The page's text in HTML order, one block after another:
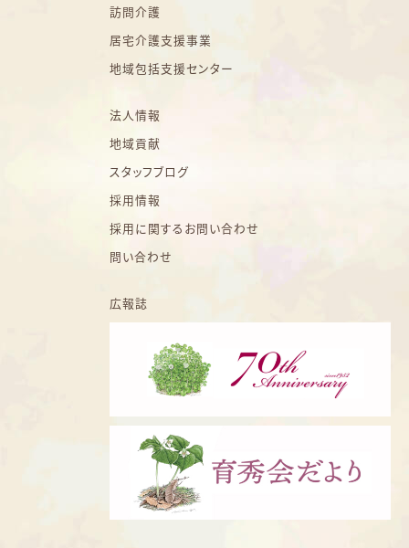
訪問介護
居宅介護支援事業
地域包括支援センター
法人情報
地域貢献
スタッフブログ
採用情報
採用に関するお問い合わせ
問い合わせ
広報誌